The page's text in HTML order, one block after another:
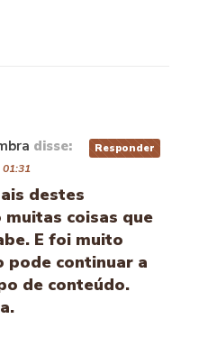
disse:
01:31
destes
muitas coisas que
E foi muito
pode continuar a
de conteúdo.
Responder